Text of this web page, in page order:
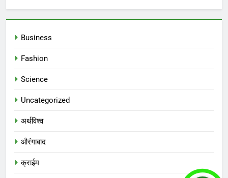
Business
Fashion
Science
Uncategorized
अर्थविश्व
औरंगाबाद
क्राईम